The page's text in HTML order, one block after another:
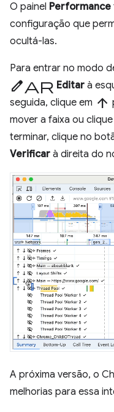
O painel Performance
configuração que
ocultá-las.
Para entrar no modo
editar Editar à
seguida, clique em arrow_upward
mover a faixa ou clique
terminar, clique no
Verificar à direita do
A próxima versão, o
melhorias para essa